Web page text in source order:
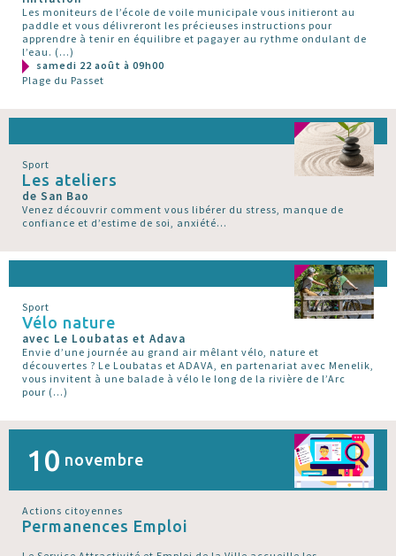
Les moniteurs de l’école de voile municipale vous initieront au
paddle et vous délivreront les précieuses instructions pour
apprendre à tenir en équilibre et pagayer au rythme ondulant de
l’eau. (…)
samedi 22 août à 09h00
Plage du Passet
Sport
Les ateliers
de San Bao
Venez découvrir comment vous libérer du stress, manque de
confiance et d’estime de soi, anxiété...
Sport
Vélo nature
avec Le Loubatas et Adava
Envie d’une journée au grand air mêlant vélo, nature et
découvertes ? Le Loubatas et ADAVA, en partenariat avec Menelik,
vous invitent à une balade à vélo le long de la rivière de l’Arc
pour (…)
10 novembre
Actions citoyennes
Permanences Emploi